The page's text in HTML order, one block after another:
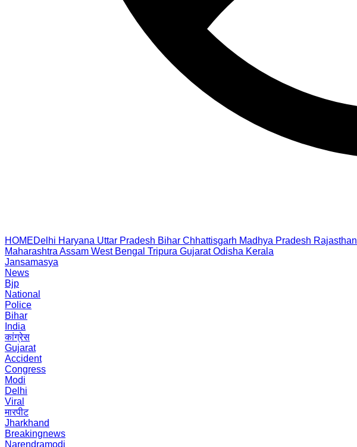
HOMEDelhi Haryana Uttar Pradesh Bihar Chhattisgarh Madhya Pradesh Rajasthan
Maharashtra Assam West Bengal Tripura Gujarat Odisha Kerala
Jansamasya
News
Bjp
National
Police
Bihar
India
कांग्रेस
Gujarat
Accident
Congress
Modi
Delhi
Viral
मारपीट
Jharkhand
Breakingnews
Narendramodi